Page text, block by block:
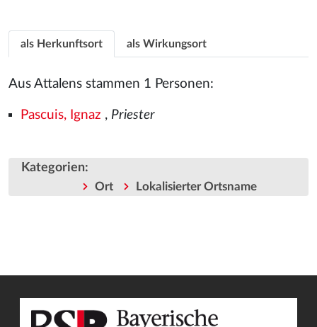
als Herkunftsort als Wirkungsort
Aus Attalens stammen 1 Personen:
Pascuis, Ignaz , Priester
Kategorien:
Ort Lokalisierter Ortsname